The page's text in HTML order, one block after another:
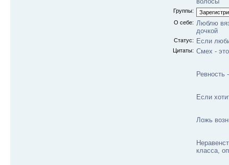
Группы:
О себе: Люблю
дочкой
Статус: Если
Цитаты: Смех -
Ревность
Если
Ложь
класса,